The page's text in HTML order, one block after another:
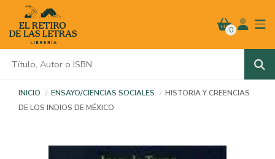
0
INICIO ENSAYO/CIENCIAS SOCIALES
HISTORIA Y CREENCIAS
DE LOS INDIOS DE MÉXICO